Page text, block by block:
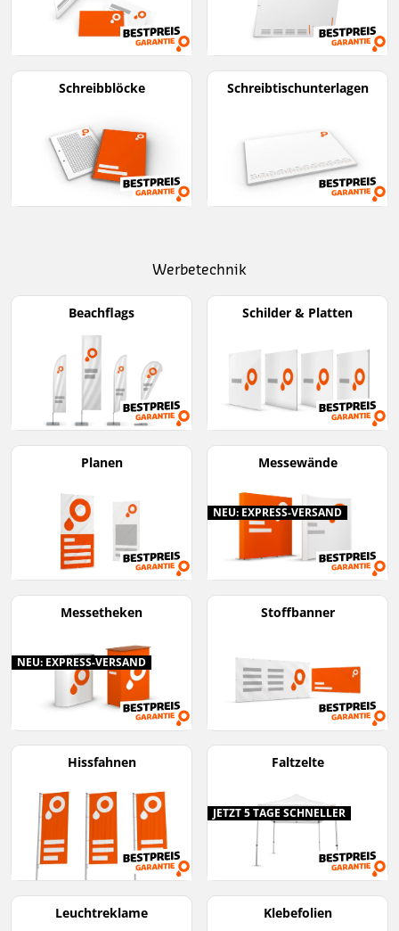
Schreibblöcke Schreibtischunterlagen
Werbetechnik
Beachflags Schilder & Platten
Planen Messewände
NEU: EXPRESS-VERSAND
Messetheken
NEU: EXPRESS-VERSAND
Stoffbanner
Hissfahnen Faltzelte
JETZT 5 TAGE SCHNELLER
Leuchtreklame Klebefolien